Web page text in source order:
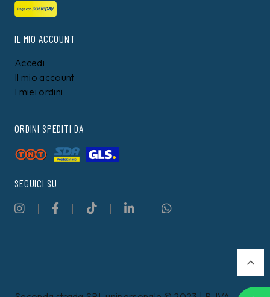
IL MIO ACCOUNT
Accedi
Il mio account
I miei ordini
ORDINI SPEDITI DA
SEGUICI SU